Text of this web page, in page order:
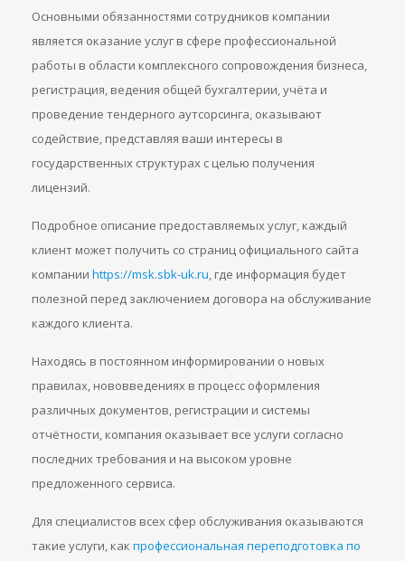
Основными обязанностями сотрудников компании
является оказание услуг в сфере профессиональной
работы в области комплексного сопровождения бизнеса,
регистрация, ведения общей бухгалтерии, учёта и
проведение тендерного аутсорсинга, оказывают
содействие, представляя ваши интересы в
государственных структурах с целью получения
лицензий.
Подробное описание предоставляемых услуг, каждый
клиент может получить со страниц официального сайта
компании https://msk.sbk-uk.ru, где информация будет
полезной перед заключением договора на обслуживание
каждого клиента.
Находясь в постоянном информировании о новых
правилах, нововведениях в процесс оформления
различных документов, регистрации и системы
отчётности, компания оказывает все услуги согласно
последних требования и на высоком уровне
предложенного сервиса.
Для специалистов всех сфер обслуживания оказываются
такие услуги, как профессиональная переподготовка по